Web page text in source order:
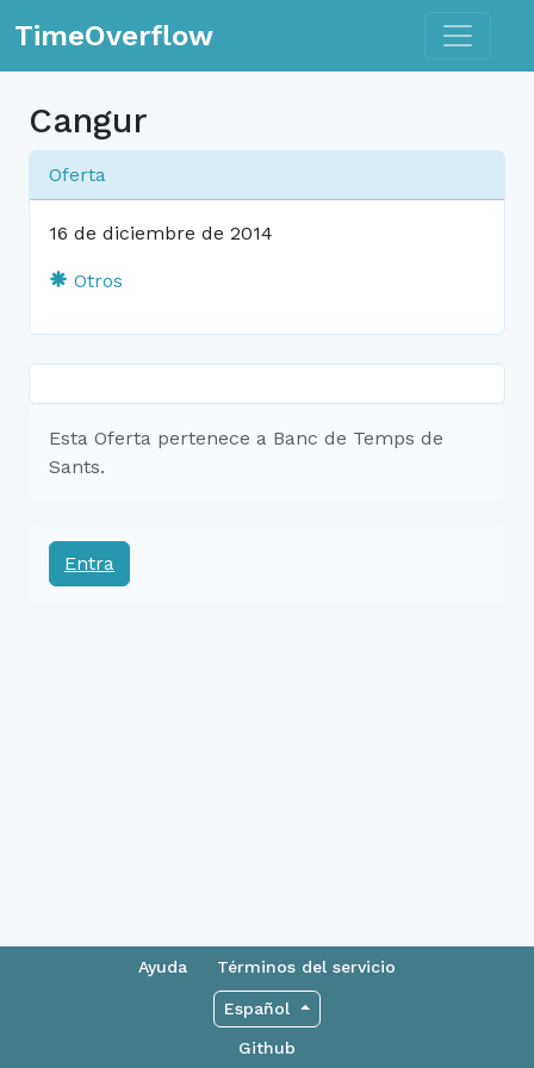
TimeOverflow Toggle
Cangur
Oferta
16 de diciembre de 2014
Otros
Esta Oferta pertenece a Banc de Temps de
Sants.
Entra
Ayuda Términos del servicio
Español
Github